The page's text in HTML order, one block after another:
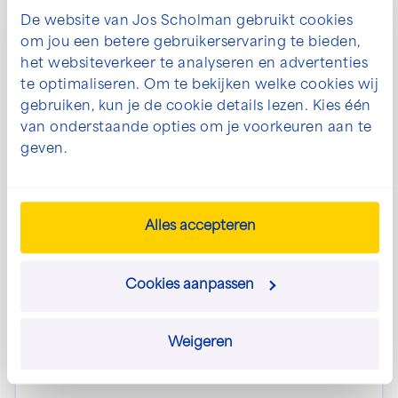
De website van Jos Scholman gebruikt cookies
om jou een betere gebruikerservaring te bieden,
het websiteverkeer te analyseren en advertenties
te optimaliseren. Om te bekijken welke cookies wij
gebruiken, kun je de cookie details lezen. Kies één
van onderstaande opties om je voorkeuren aan te
geven.
Alles accepteren
Cookies aanpassen
Weigeren
oorzaak bleek dat het terrein verdacht was
omdat er mogelijk uit de Tweede Wereldoorlog
afkomstig niet gesprongen explosieven in de
bodem aanwezig waren.
Sanering voormalig BP terrein te
Amsterdam Grond-, weg- en waterbouw
ingeschakeld om het voormalige BP terrein aan